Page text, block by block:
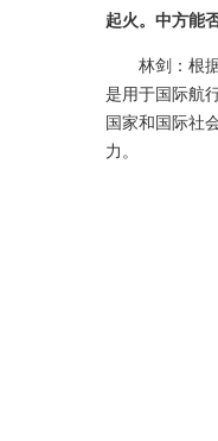
起火。中方能
林剑：根
是用于国际航
国家和国际社
力。